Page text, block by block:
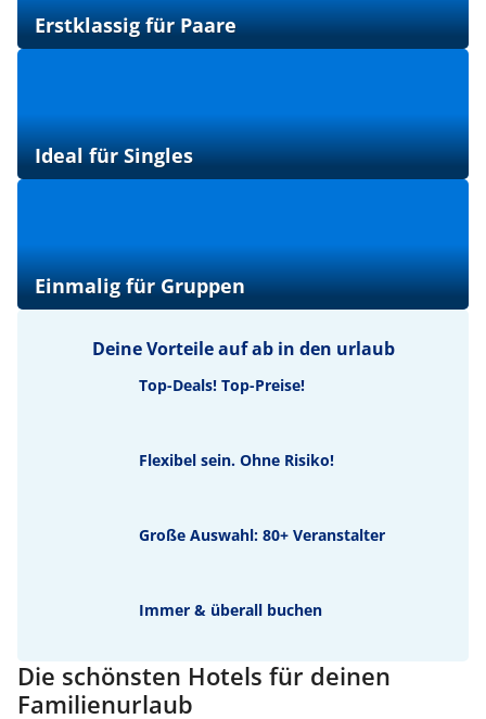
Erstklassig für Paare
Ideal für Singles
Einmalig für Gruppen
Deine Vorteile auf ab in den urlaub
Top-Deals! Top-Preise!
Flexibel sein. Ohne Risiko!
Große Auswahl: 80+ Veranstalter
Immer & überall buchen
Die schönsten Hotels für deinen
Familienurlaub